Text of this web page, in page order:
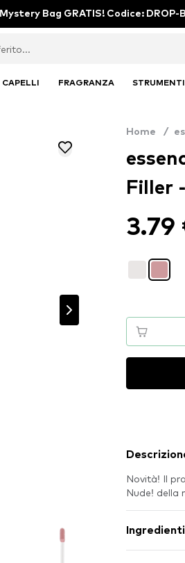
Mystery Bag GRATIS! Codice: DROP-
CAPELLI FRAGRANZA
Home /
Filler
3.79
Novità! Il
Nude! della